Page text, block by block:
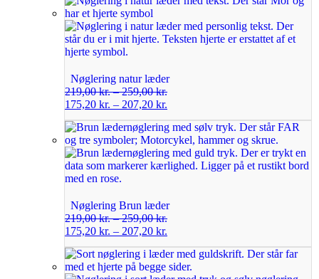
Nøglering natur læder
219,00kr.–259,00kr.
175,20 kr. – 207,20 kr.
Nøglering Brun læder
219,00kr.–259,00kr.
175,20 kr. – 207,20 kr.